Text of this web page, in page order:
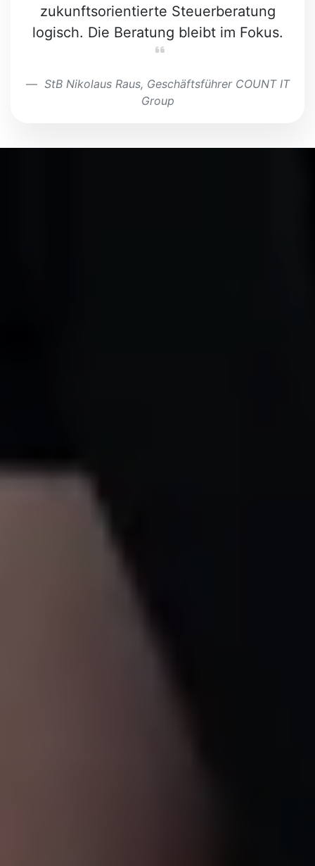
zukunftsorientierte Steuerberatung
logisch. Die Beratung bleibt im Fokus.
StB Nikolaus Raus, Geschäftsführer COUNT IT
Group